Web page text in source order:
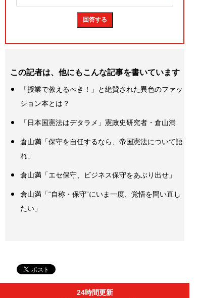
この記者は、他にもこんな記事を書いています
「授業で教えるべき！」と絶賛された異色のファッ
ション本とは？
「日本国憲法はデタラメ」憲政史研究者・倉山満
倉山満「保守を自任するなら、帝国憲法について語
れ」
倉山満「エセ保守、ビジネス保守をあぶり出せ」
倉山満「“自称・保守”にいま一度、覚悟を問い直し
たい」
24時間更新